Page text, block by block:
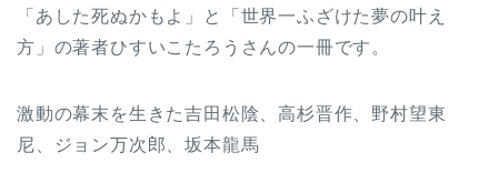
「あした死ぬかもよ」と「世界一ふざけた夢の叶え
方」の著者ひすいこたろうさんの一冊です。
激動の幕末を生きた吉田松陰、高杉晋作、野村望東
尼、ジョン万次郎、坂本龍馬